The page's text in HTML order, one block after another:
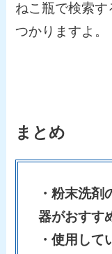
ねこ瓶で検索
つかりますよ。
まとめ
・粉末洗
器がおすす
・使用して